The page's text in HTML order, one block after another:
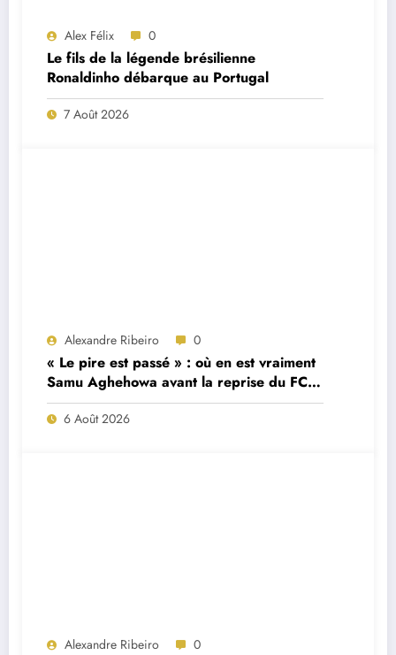
Alex Félix 0
Le fils de la légende brésilienne
Ronaldinho débarque au Portugal
7 Août 2026
Alexandre Ribeiro 0
« Le pire est passé » : où en est vraiment
Samu Aghehowa avant la reprise du FC
Porto ?
6 Août 2026
Alexandre Ribeiro 0